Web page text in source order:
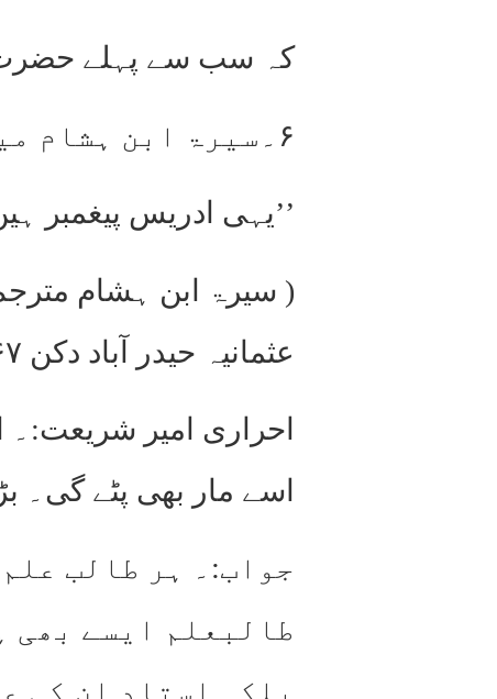
کہ سب سے پہلے حضرت
۶۔سیرۃ ابن ہشام میں ہے:۔
’’یہی ادریس پیغمبر
عثمانیہ حیدر آباد دکن ۱۳۶۷ ھ)
احراری امیر شریعت:۔
اسے مار بھی پٹے گی۔
جواب:۔ ہر طالب
طالبعلم ایسے بھی
بلکہ استاد ان کی